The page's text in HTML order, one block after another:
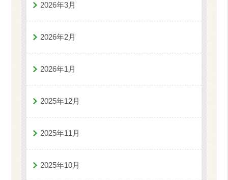
2026年3月
2026年2月
2026年1月
2025年12月
2025年11月
2025年10月